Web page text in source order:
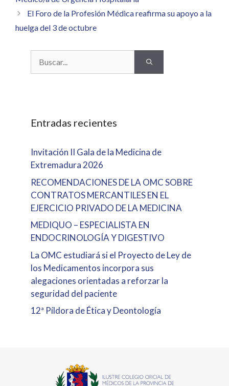
El Foro de la Profesión Médica reafirma su apoyo a la
huelga del 3 de octubre
Entradas recientes
Invitación II Gala de la Medicina de
Extremadura 2026
RECOMENDACIONES DE LA OMC SOBRE
CONTRATOS MERCANTILES EN EL
EJERCICIO PRIVADO DE LA MEDICINA
MEDIQUO – ESPECIALISTA EN
ENDOCRINOLOGÍA Y DIGESTIVO
La OMC estudiará si el Proyecto de Ley de
los Medicamentos incorpora sus
alegaciones orientadas a reforzar la
seguridad del paciente
12ª Píldora de Ética y Deontología